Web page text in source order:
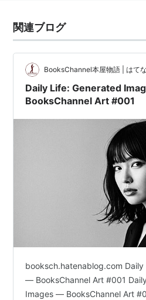
関連ブログ
BooksChannel本屋物語 | はて
Daily Life: Generated
BooksChannel Art #001
booksch.hatenablog.com
— BooksChannel Art #001
Images — BooksChannel Art